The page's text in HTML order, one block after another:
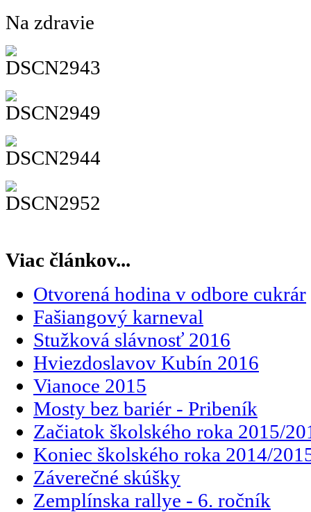
Na zdravie
Viac článkov...
Otvorená hodina v odbore cukrár
Fašiangový karneval
Stužková slávnosť 2016
Hviezdoslavov Kubín 2016
Vianoce 2015
Mosty bez bariér - Pribeník
Začiatok školského roka 2015/
Koniec školského roka 2014/
Záverečné skúšky
Zemplínska rallye - 6. ročník